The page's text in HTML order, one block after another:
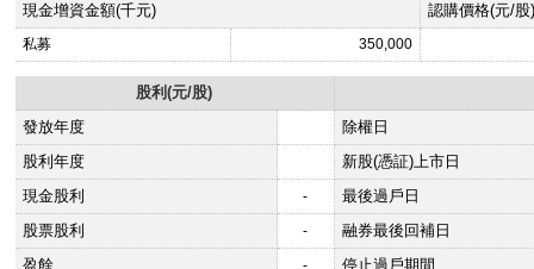
現金增資金額(千元)
認購價格(元/股)
私募 350,000
股利(元/股)
發放年度
除權日
股利年度
新股(憑証)上市日
現金股利
-
最後過戶日
股票股利
-
融券最後回補日
盈餘
-
停止過戶期間